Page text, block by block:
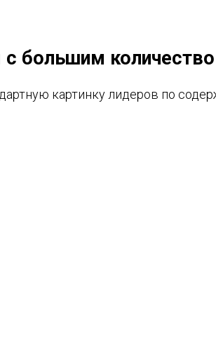
большим
картинку лидеров по